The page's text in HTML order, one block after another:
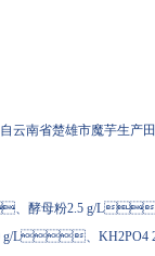
南省楚雄市魔芋生产田地
、酵母粉2.5 g/
g/L、